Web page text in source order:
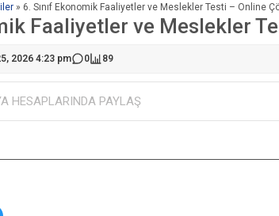
» 6. Sınıf Ekonomik Faaliyetler ve Meslekler Testi – Online
Faaliyetler ve Meslekler
2026 4:23 pm 0 89
HESAPLARINDA PAYLAŞ